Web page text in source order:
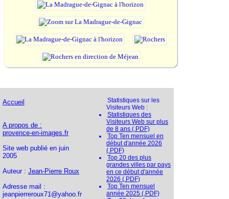
Accueil
A propos de :
provence-en-images.fr
Site web publié en juin
2005
Auteur : Jean-Pierre Roux
Adresse mail :
jeanpierreroux71@yahoo.fr
Statistiques sur les
Visiteurs Web :
Statistiques des
Visiteurs Web sur plus
de 8 ans (.PDF)
Top Ten mensuel en
début d'année 2026
(.PDF)
Top 20 des plus
grandes villes par pays
en ce début d'année
2026 (.PDF)
Top Ten mensuel
année 2025 (.PDF)